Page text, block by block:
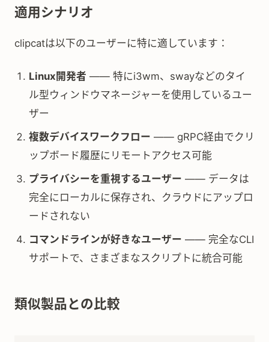
適用シナリオ
clipcatは以下のユーザーに特に適しています：
Linux開発者 —— 特にi3wm、swayなどのタイ
ル型ウィンドウマネージャーを使用しているユー
ザー
複数デバイスワークフロー —— gRPC経由でクリ
ップボード履歴にリモートアクセス可能
プライバシーを重視するユーザー —— データは
完全にローカルに保存され、クラウドにアップロ
ードされない
コマンドラインが好きなユーザー —— 完全なCLI
サポートで、さまざまなスクリプトに統合可能
類似製品との比較